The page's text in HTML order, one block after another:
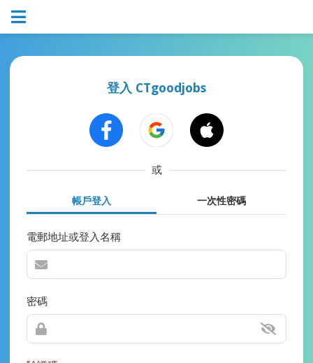
登入 CTgoodjobs
或
帳戶登入 一次性密碼
電郵地址或登入名稱
密碼